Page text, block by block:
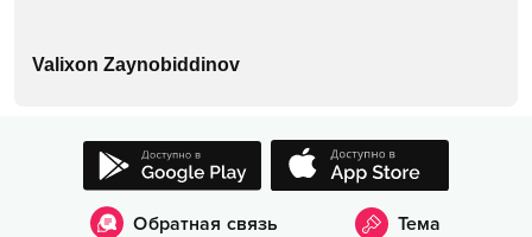
Valixon Zaynobiddinov
Обратная связь Тема